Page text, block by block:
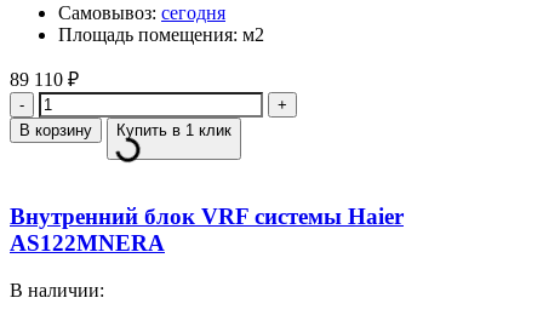
Самовывоз: сегодня
Площадь помещения: м2
89 110 ₽
Количество
В корзину Купить в 1 клик
Внутренний блок VRF системы Haier
AS122MNERA
В наличии: